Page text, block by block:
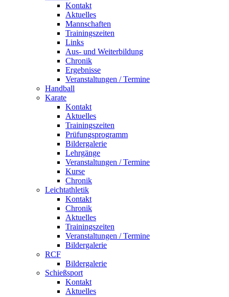
Kontakt
Aktuelles
Mannschaften
Trainingszeiten
Links
Aus- und Weiterbildung
Chronik
Ergebnisse
Veranstaltungen / Termine
Handball
Karate
Kontakt
Aktuelles
Trainingszeiten
Prüfungsprogramm
Bildergalerie
Lehrgänge
Veranstaltungen / Termine
Kurse
Chronik
Leichtathletik
Kontakt
Chronik
Aktuelles
Trainingszeiten
Veranstaltungen / Termine
Bildergalerie
RCF
Bildergalerie
Schießsport
Kontakt
Aktuelles